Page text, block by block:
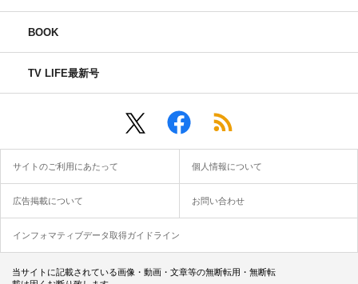
BOOK
TV LIFE最新号
サイトのご利用にあたって 個人情報について
広告掲載について お問い合わせ
インフォマティブデータ取得ガイドライン
当サイトに記載されている画像・動画・文章等の無断転用・無断転